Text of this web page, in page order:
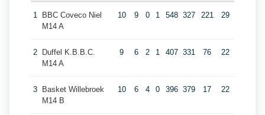
1
BBC Coveco Niel
M14 A
10 9 0 1 548 327 221 29
2
Duffel K.B.B.C.
M14 A
9 6 2 1 407 331 76 22
3
Basket Willebroek
M14 B
10 6 4 0 396 379 17 22